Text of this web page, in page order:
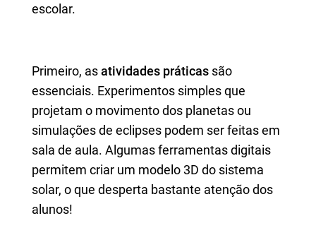
escolar.
Primeiro, asatividades práticas são
essenciais. Experimentos simples que
projetam o movimento dos planetas ou
simulações de eclipses podem ser feitas em
sala de aula. Algumas ferramentas digitais
permitem criar um modelo 3D do sistema
solar, o que desperta bastante atenção dos
alunos!